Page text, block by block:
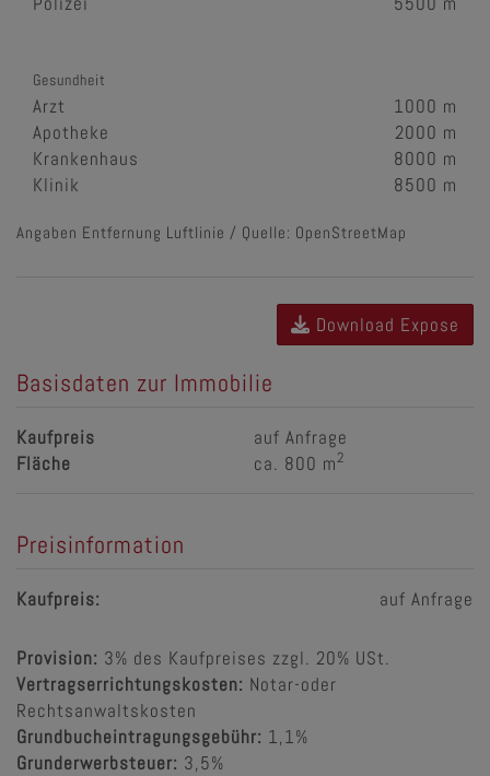
Gesundheit
Arzt
1000 m
Apotheke
2000 m
Krankenhaus
8000 m
Klinik
8500 m
Angaben Entfernung Luftlinie / Quelle: OpenStreetMap
Download Expose
Basisdaten zur Immobilie
Kaufpreis
auf Anfrage
Fläche
ca. 800 m2
Preisinformation
Kaufpreis: auf Anfrage
Provision: 3% des Kaufpreises zzgl. 20% USt.
Vertragserrichtungskosten: Notar-oder
Rechtsanwaltskosten
Grundbucheintragungsgebühr: 1,1%
Grunderwerbsteuer: 3,5%